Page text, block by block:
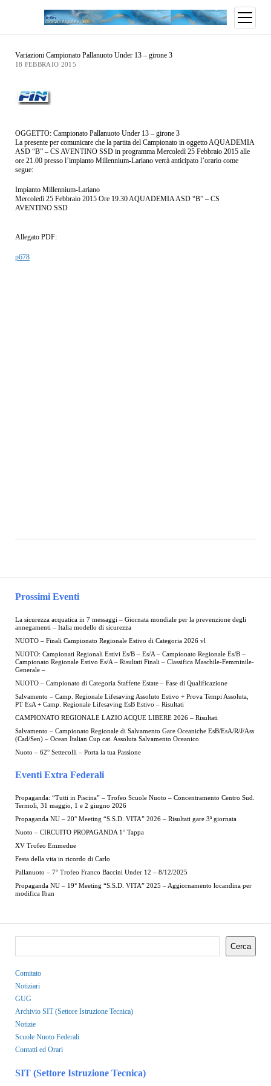
Prossimi Eventi
La sicurezza acquatica in 7 messaggi – Giornata mondiale per la prevenzione degli
annegamenti – Italia modello di sicurezza
NUOTO – Finali Campionato Regionale Estivo di Categoria 2026 vl
NUOTO: Campionati Regionali Estivi Es/B – Es/A – Campionato Regionale Es/B –
Campionato Regionale Estivo Es/A – Risultati Finali – Classifica Maschile-Femminile-
Generale –
NUOTO – Campionato di Categoria Staffette Estate – Fase di Qualificazione
Salvamento – Camp. Regionale Lifesaving Assoluto Estivo + Prova Tempi Assoluta,
PT EsA + Camp. Regionale Lifesaving EsB Estivo – Risultati
CAMPIONATO REGIONALE LAZIO ACQUE LIBERE 2026 – Risultati
Salvamento – Campionato Regionale di Salvamento Gare Oceaniche EsB/EsA/R/J/Ass
(Cad/Sen) – Ocean Italian Cup cat. Assoluta Salvamento Oceanico
Nuoto – 62° Settecolli – Porta la tua Passione
Eventi Extra Federali
Propaganda: “Tutti in Piscina” – Trofeo Scuole Nuoto – Concentramento Centro Sud.
Termoli, 31 maggio, 1 e 2 giugno 2026
Propaganda NU – 20° Meeting “S.S.D. VITA” 2026 – Risultati gare 3ª giornata
Nuoto – CIRCUITO PROPAGANDA 1° Tappa
XV Trofeo Emmedue
Festa della vita in ricordo di Carlo
Pallanuoto – 7° Trofeo Franco Baccini Under 12 – 8/12/2025
Propaganda NU – 19° Meeting “S.S.D. VITA” 2025 – Aggiornamento locandina per
modifica Iban
Variazioni Campionato Pallanuoto Under 13 – girone 3
18 FEBBRAIO 2015
OGGETTO: Campionato Pallanuoto Under 13 – girone 3
La presente per comunicare che la partita del Campionato in oggetto AQUADEMIA
ASD “B” – CS AVENTINO SSD in programma Mercoledì 25 Febbraio 2015 alle
ore 21.00 presso l’impianto Millennium-Lariano verrà anticipato l’orario come
segue:
Impianto Millennium-Lariano
Mercoledì 25 Febbraio 2015 Ore 19.30 AQUADEMIA ASD “B” – CS
AVENTINO SSD
Allegato PDF:
p678
Cerca
Comitato
Notiziari
GUG
Archivio SIT (Settore Istruzione Tecnica)
Notizie
Scuole Nuoto Federali
Contatti ed Orari
SIT (Settore Istruzione Tecnica)